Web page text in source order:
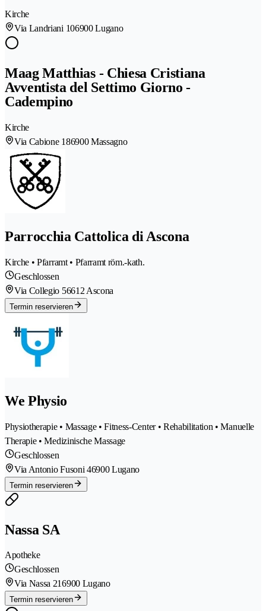
Kirche
Via Landriani 106900 Lugano
Maag Matthias - Chiesa Cristiana
Avventista del Settimo Giorno -
Cadempino
Kirche
Via Cabione 186900 Massagno
Parrocchia Cattolica di Ascona
Kirche • Pfarramt • Pfarramt röm.-kath.
Geschlossen
Via Collegio 56612 Ascona
Termin reservieren
We Physio
Physiotherapie • Massage • Fitness-Center • Rehabilitation • Manuelle
Therapie • Medizinische Massage
Geschlossen
Via Antonio Fusoni 46900 Lugano
Termin reservieren
Nassa SA
Apotheke
Geschlossen
Via Nassa 216900 Lugano
Termin reservieren